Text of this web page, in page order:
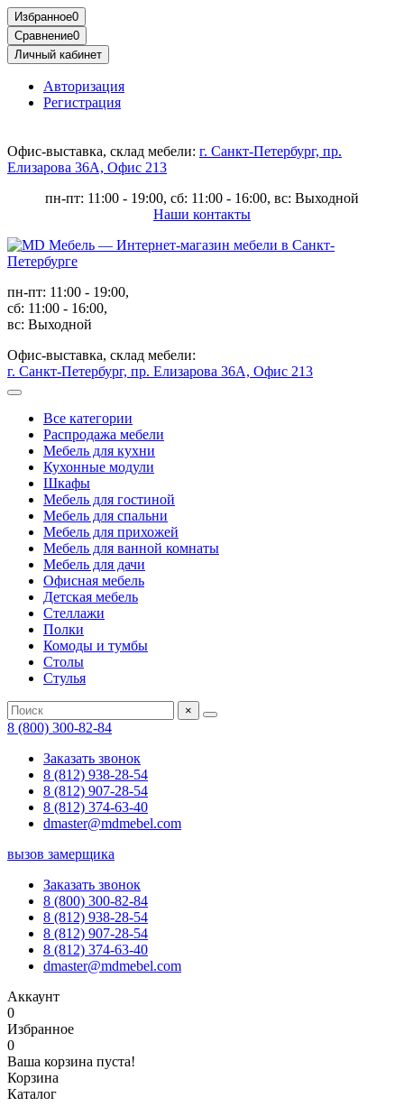
Избранное0
Сравнение0
Личный кабинет
Авторизация
Регистрация
Офис-выставка, склад мебели: г. Санкт-Петербург, пр.
Елизарова 36А, Офис 213
пн-пт: 11:00 - 19:00, сб: 11:00 - 16:00, вс: Выходной
Наши контакты
пн-пт: 11:00 - 19:00,
сб: 11:00 - 16:00,
вс: Выходной
Офис-выставка, склад мебели:
г. Санкт-Петербург, пр. Елизарова 36А, Офис 213
Все категории
Распродажа мебели
Мебель для кухни
Кухонные модули
Шкафы
Мебель для гостиной
Мебель для спальни
Мебель для прихожей
Мебель для ванной комнаты
Мебель для дачи
Офисная мебель
Детская мебель
Стеллажи
Полки
Комоды и тумбы
Столы
Стулья
×
8 (800) 300-82-84
Заказать звонок
8 (812) 938-28-54
8 (812) 907-28-54
8 (812) 374-63-40
dmaster@mdmebel.com
вызов замерщика
Заказать звонок
8 (800) 300-82-84
8 (812) 938-28-54
8 (812) 907-28-54
8 (812) 374-63-40
dmaster@mdmebel.com
Аккаунт
0
Избранное
0
Ваша корзина пуста!
Корзина
Каталог